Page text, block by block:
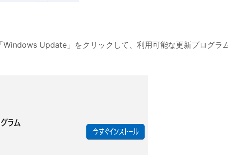
Update」をクリックして、利用可能な更新プログラ